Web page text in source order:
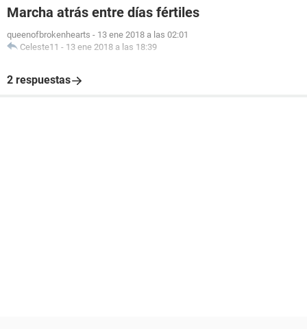
Marcha atrás entre días fértiles
queenofbrokenhearts - 13 ene 2018 a las 02:01
Celeste11 - 13 ene 2018 a las 18:39
2 respuestas